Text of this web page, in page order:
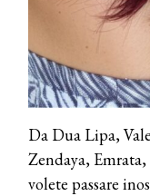
Da Dua Lipa,
Zendaya,
volete passare
TONI&GUY
LABEL.M
eco-
professionali
DAVINES
Davines
preziosi per un
ogni capello